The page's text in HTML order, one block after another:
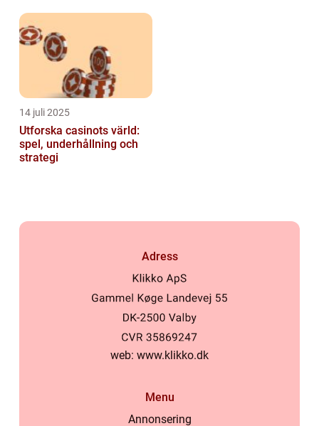
14 juli 2025
Utforska casinots värld:
spel, underhållning och
strategi
Adress
web: www.klikko.dk
Menu
Annonsering